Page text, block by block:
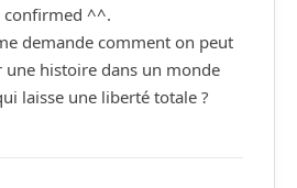
^^.
demande comment on peut
une histoire dans un monde
laisse une liberté totale ?